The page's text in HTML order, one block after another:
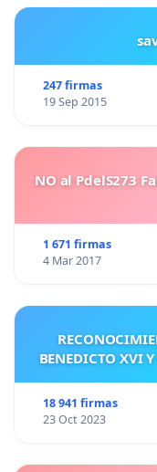
247 firmas
19 Sep 2015
NO al PdelS273
1 671 firmas
4 Mar 2017
BENEDICTO XVI
18 941 firmas
23 Oct 2023